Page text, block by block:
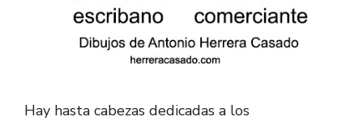
Hay hasta cabezas dedicadas a los